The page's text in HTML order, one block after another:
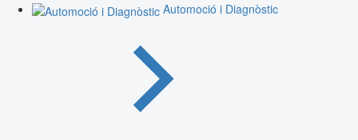
Automoció i Diagnòstic